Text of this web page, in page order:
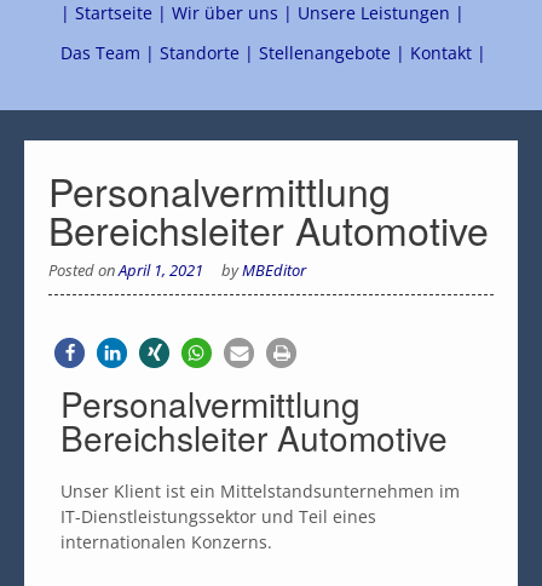
| Startseite | Wir über uns | Unsere Leistungen |
Das Team | Standorte | Stellenangebote | Kontakt |
Personalvermittlung
Bereichsleiter Automotive
Posted onApril 1, 2021 byMBEditor
Personalvermittlung
Bereichsleiter Automotive
Unser Klient ist ein Mittelstandsunternehmen im
IT-Dienstleistungssektor und Teil eines
internationalen Konzerns.